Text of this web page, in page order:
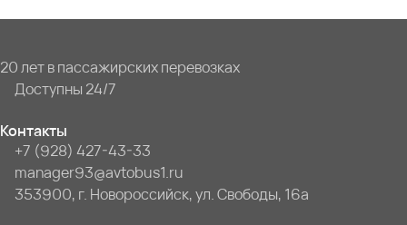
20 лет в пассажирских перевозках
Доступны 24/7
Контакты
+7 (928) 427-43-33
manager93@avtobus1.ru
353900, г. Новороссийск, ул. Свободы, 16а